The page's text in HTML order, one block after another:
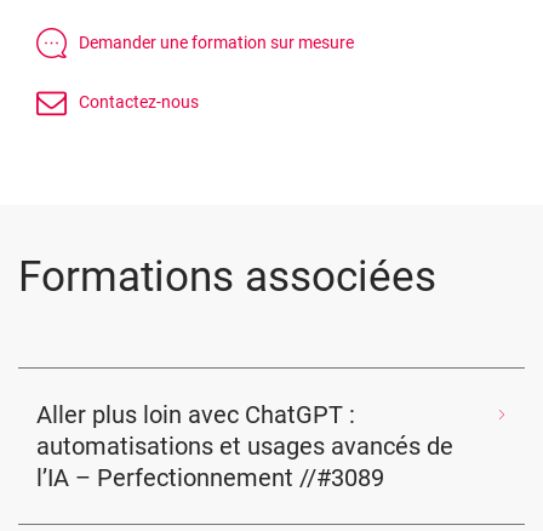
Formations associées
Aller plus loin avec ChatGPT :
automatisations et usages avancés de
l’IA – Perfectionnement //#3089